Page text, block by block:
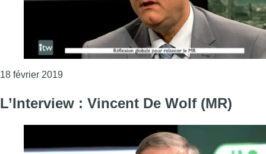
18 février 2019Consulter l'article "L’Interview : Vincent De Wolf
L’Interview : Vincent De Wolf (MR)